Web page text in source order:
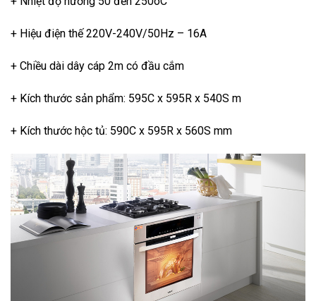
+ Hiệu điện thế 220V-240V/50Hz – 16A
+ Chiều dài dây cáp 2m có đầu cắm
+ Kích thước sản phẩm: 595C x 595R x 540S m
+ Kích thước hộc tủ: 590C x 595R x 560S mm